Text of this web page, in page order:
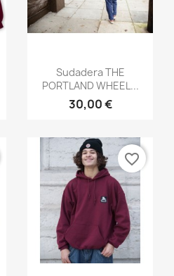
Vista rápida
Sudadera THE
PORTLAND WHEEL...
30,00 €
favorite_border